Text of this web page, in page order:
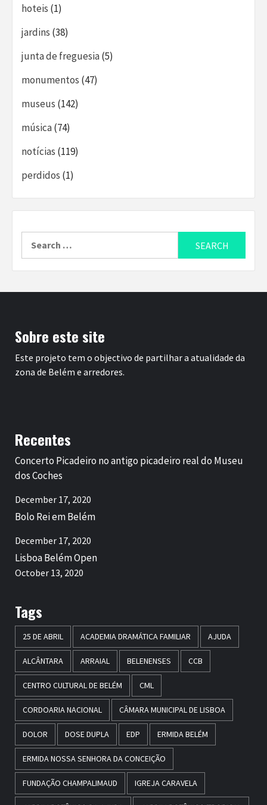
hoteis (1)
jardins (38)
junta de freguesia(5)
monumentos (47)
museus (142)
música(74)
notícias (119)
perdidos (1)
Sobre este site
Este projeto tem o objectivo de partilhar a atualidade da
zona de Belém e arredores.
Recentes
Concerto Picadeiro no antigo picadeiro real do Museu
dos Coches
December 17, 2020
Bolo Rei em Belém
December 17, 2020
Lisboa Belém Open
October 13, 2020
Tags
25 DE ABRIL ACADEMIA DRAMÁTICA FAMILIAR AJUDA
ALCÂNTARA ARRAIAL BELENENSES CCB
CENTRO CULTURAL DE BELÉM CML
CORDOARIA NACIONAL CÂMARA MUNICIPAL DE LISBOA
DOLOR DOSE DUPLA EDP ERMIDA BELÉM
ERMIDA NOSSA SENHORA DA CONCEIÇÃO
FUNDAÇÃO CHAMPALIMAUD IGREJA CARAVELA